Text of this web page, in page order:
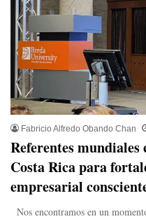
Fabricio Alfredo Obando Chan
Referentes
Costa Rica para
empresarial
Nos encontramos en un